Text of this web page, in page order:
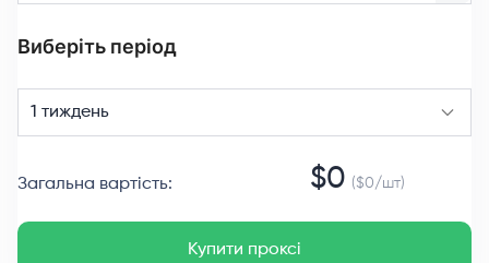
Виберіть період
1 тиждень
Загальна вартість: $0 ($0/шт)
Купити проксі